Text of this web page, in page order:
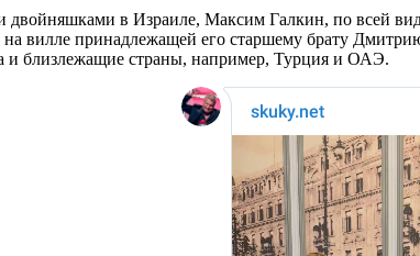
в Израиле, Максим Галкин, по всей
на вилле принадлежащей его старшему брату
и близлежащие страны, например, Турция и ОАЭ.